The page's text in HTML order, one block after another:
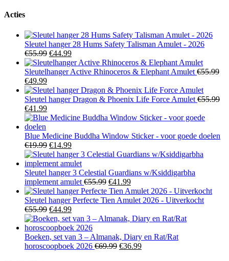
Acties
Sleutel hanger 28 Hums Safety Talisman Amulet - 2026
€55.99 Oorspronkelijke
prijs
was:
€44.99Huidige
prijs
is:
Sleutelhanger Active Rhinoceros & Elephant Amulet €55.99
Oorspronkelijke
prijs
was:
€55.99.
€49.99Huidige
prijs
is:
€49.99.
Sleutel hanger Dragon & Phoenix Life Force Amulet €55.99
Oorspronkelijke
prijs
was:
€55.99.
€41.99Huidige
prijs
€41.99.
Blue Medicine Buddha Window Sticker - voor goede doelen
€19.99 Oorspronkelijke
prijs
was:
€19.99.
€14.99Huidige
prijs
is:
€14.99.
Sleutel hanger 3 Celestial Guardians w/Ksiddigarbha
implement amulet €55.99 Oorspronkelijke
prijs
was:
€41.99Huidige
prijs
is:
Sleutel hanger Perfecte Tien Amulet 2026 - Uitverkocht
€55.99 Oorspronkelijke
prijs
was:
€55.99.
€44.99Huidige
prijs
is:
€44.99.
Boeken, set van 3 – Almanak, Diary en Rat/Rat
horoscoopboek 2026 €69.99 Oorspronkelijke
€36.99Huidige